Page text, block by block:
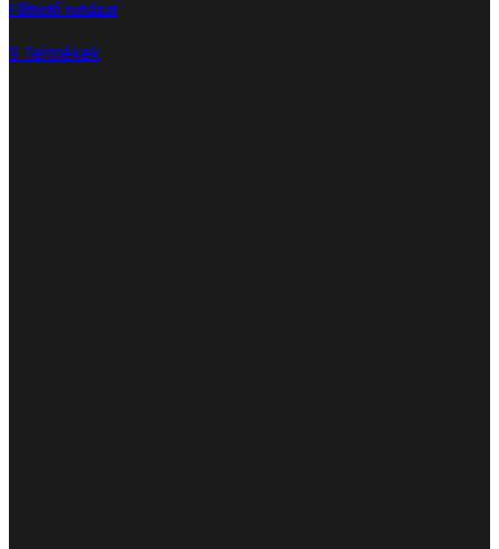
Fűthető ruházat
9 Termékek